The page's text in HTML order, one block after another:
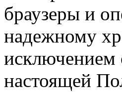
браузеры и
надежному
исключением
настоящей